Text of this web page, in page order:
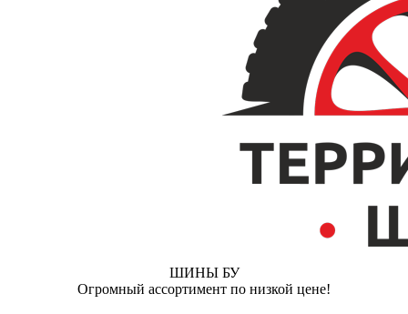
ШИНЫ БУ
Огромный ассортимент по низкой цене!